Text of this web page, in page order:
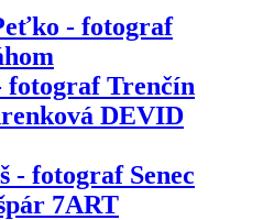
- fotograf
Trenčín
DEVID
- fotograf Senec
7ART